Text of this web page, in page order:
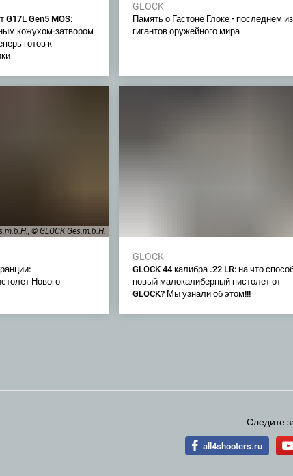
G17L Gen5 MOS:
кожухом-затвором
готов к
GLOCK
Память о Гастоне Глоке - последнем из
гигантов оружейного мира
© GLOCK Ges.m.b.H.
Нового
GLOCK
GLOCK 44 калибра .22 LR: на что
новый малокалиберный пистолет от
GLOCK? Мы узнали об этом!!!
Следите
all4shooters.ru